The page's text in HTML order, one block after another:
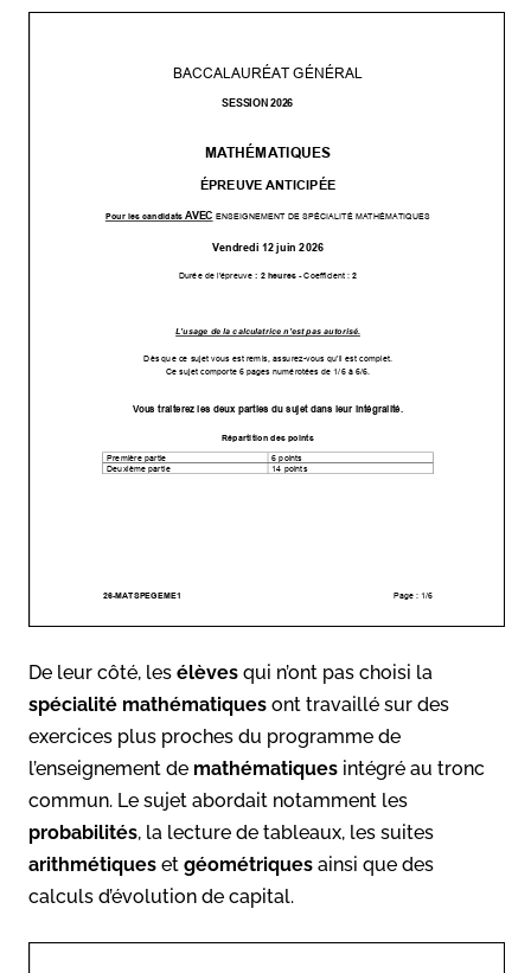
De leur côté, les élèves qui n’ont pas choisi la
spécialité mathématiques ont travaillé sur des
exercices plus proches du programme de
l’enseignement de mathématiques intégré au tronc
commun. Le sujet abordait notamment les
probabilités, la lecture de tableaux, les suites
arithmétiques et géométriques ainsi que des
calculs d’évolution de capital.